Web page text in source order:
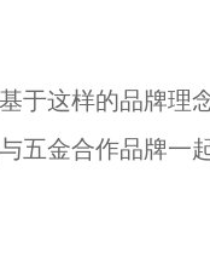
于这样的品牌理
五金合作品牌一